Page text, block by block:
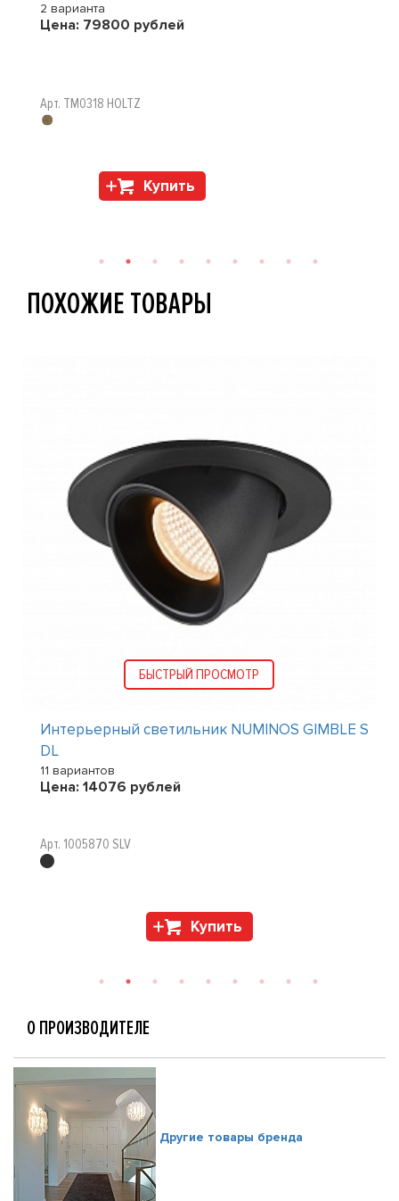
2 варианта
Цена: 79800 рублей
Арт. TM0318 HOLTZ
Купить
ПОХОЖИЕ ТОВАРЫ
БЫСТРЫЙ ПРОСМОТР
Интерьерный светильник NUMINOS GIMBLE S
DL
11 вариантов
Цена: 14076 рублей
Арт. 1005870 SLV
Купить
О ПРОИЗВОДИТЕЛЕ
Другие товары бренда